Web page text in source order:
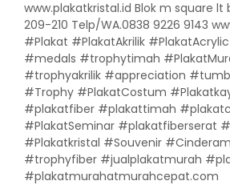
www.plakatkristal.id Blok m square lt
209-210 Telp/WA.0838 9226 9143
#Plakat #PlakatAkrilik
#medals #trophytimah
#trophyakrilik #appreciation
#Trophy #PlakatCostum
#plakatfiber #plakattimah
#PlakatSeminar #plakatfiberserat
#Plakatkristal #Souvenir
#trophyfiber #jualplakatmurah
#plakatmurahatmurahcepat.com